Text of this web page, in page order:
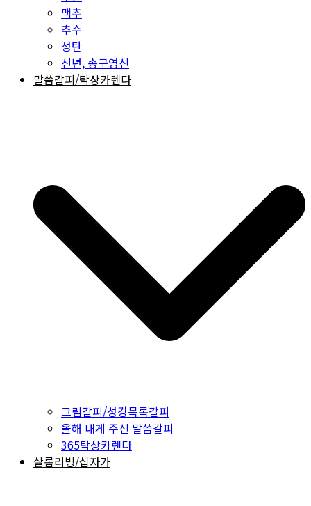
맥추
추수
성탄
신년, 송구영신
말씀갈피/탁상카렌다
그림갈피/성경목록갈피
올해 내게 주신 말씀갈피
365탁상카렌다
샬롬리빙/십자가